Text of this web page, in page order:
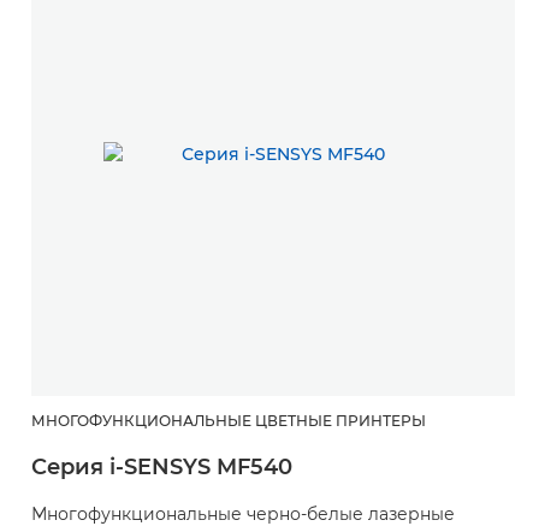
МНОГОФУНКЦИОНАЛЬНЫЕ ЦВЕТНЫЕ ПРИНТЕРЫ
Серия i-SENSYS MF540
Многофункциональные черно-белые лазерные